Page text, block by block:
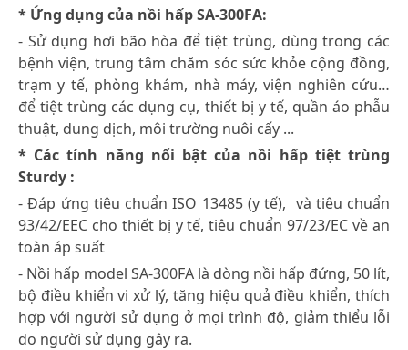
* Ứng dụng của nồi hấp SA-300FA:
- Sử dụng hơi bão hòa để tiệt trùng, dùng trong các
bệnh viện, trung tâm chăm sóc sức khỏe cộng đồng,
trạm y tế, phòng khám, nhà máy, viện nghiên cứu…
để tiệt trùng các dụng cụ, thiết bị y tế, quần áo phẫu
thuật, dung dịch, môi trường nuôi cấy ...
* Các tính năng nổi bật của nồi hấp tiệt trùng
Sturdy :
- Đáp ứng tiêu chuẩn ISO 13485 (y tế), và tiêu chuẩn
93/42/EEC cho thiết bị y tế, tiêu chuẩn 97/23/EC về an
toàn áp suất
- Nồi hấp model SA-300FA là dòng nồi hấp đứng, 50 lít,
bộ điều khiển vi xử lý, tăng hiệu quả điều khiển, thích
hợp với người sử dụng ở mọi trình độ, giảm thiểu lỗi
do người sử dụng gây ra.